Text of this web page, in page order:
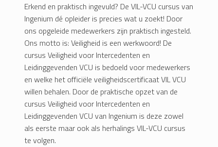
Erkend en praktisch ingevuld? De VIL-VCU cursus van
Ingenium dé opleider is precies wat u zoekt! Door
ons opgeleide medewerkers zijn praktisch ingesteld.
Ons motto is: Veiligheid is een werkwoord! De
cursus Veiligheid voor Intercedenten en
Leidinggevenden VCU is bedoeld voor medewerkers
en welke het officiële veiligheidscertificaat VIL VCU
willen behalen. Door de praktische opzet van de
cursus Veiligheid voor Intercedenten en
Leidinggevenden VCU van Ingenium is deze zowel
als eerste maar ook als herhalings VIL-VCU cursus
te volgen.